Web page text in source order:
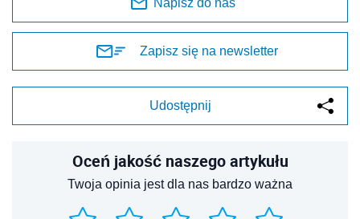
Napisz do nas
Zapisz się na newsletter
Udostępnij
Oceń jakość naszego artykułu
Twoja opinia jest dla nas bardzo ważna